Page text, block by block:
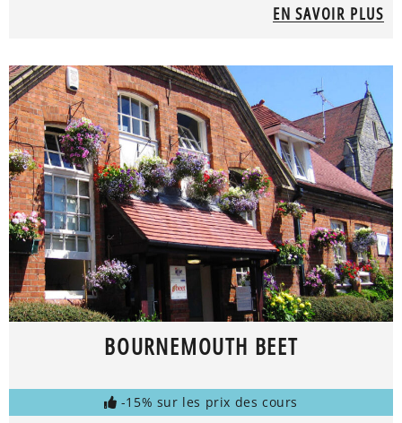
EN SAVOIR PLUS
BOURNEMOUTH BEET
-15% sur les prix des cours